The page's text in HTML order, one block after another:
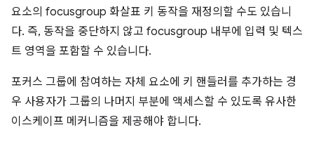
요소의 focusgroup 화살표 키 동작을 재정의할 수도 있습니
다. 즉, 동작을 중단하지 않고 focusgroup 내부에 입력 및 텍스
트 영역을 포함할 수 있습니다.
포커스 그룹에 참여하는 자체 요소에 키 핸들러를 추가하는 경
우 사용자가 그룹의 나머지 부분에 액세스할 수 있도록 유사한
이스케이프 메커니즘을 제공해야 합니다.